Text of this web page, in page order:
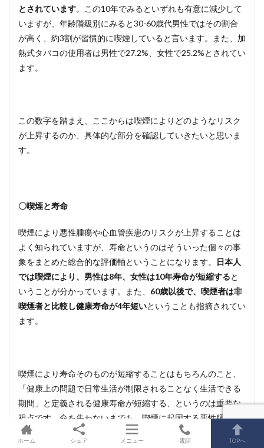
とされています。この10年でみるといずれも有意に減少して
いますが、年齢階級別にみると30-60歳代男性ではその割合
が高く、約3割が習慣的に喫煙していると言います。また、加
熱式タバコの使用者は男性で27.2%、女性で25.2%とされてい
ます。
この数字を踏まえ、ここからは喫煙によりどのようなリスク
が上昇するのか、具体的な部分を確認していきたいと思いま
す。
〇喫煙と寿命
喫煙により悪性腫瘍や心血管疾患のリスクが上昇することは
よく知られていますが、寿命というのはそういった個々の事
象をまとめた総合的な評価軸ということになります。
日本人
では喫煙により、男性は8年、女性は10年寿命が短縮すると
いうことが分かっています。また、 60歳以後で、喫煙者は非
喫煙者と比較し健康寿命が4年短いということも指摘されてい
ます。
喫煙により寿命そのものが短縮することはもちろんのこと、
「健康上の問題で日常生活が制限されることなく生活できる
期間」と定義される健康寿命が短縮する、というのは重要な
視点です。命を失わないまでも、喫煙に起因する悪性腫瘍へ
の治療であったり、COPDによる運動機能の低下などで苦し
ホーム シェア メニュー 電話 TOPへ